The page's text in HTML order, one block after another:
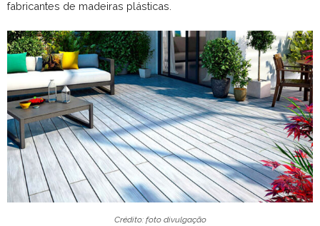
fabricantes de madeiras plásticas.
Crédito: foto divulgação